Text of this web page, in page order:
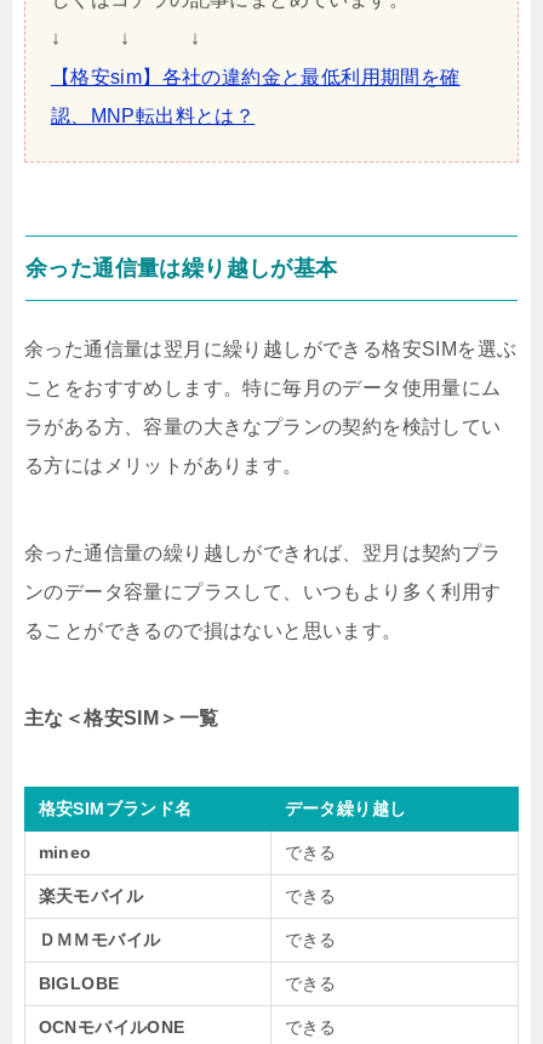
↓ ↓ ↓
【格安sim】各社の違約金と最低利用期間を確
認、MNP転出料とは？
余った通信量は繰り越しが基本
余った通信量は翌月に繰り越しができる格安SIMを選ぶ
ことをおすすめします。特に毎月のデータ使用量にム
ラがある方、容量の大きなプランの契約を検討してい
る方にはメリットがあります。
余った通信量の繰り越しができれば、翌月は契約プラ
ンのデータ容量にプラスして、いつもより多く利用す
ることができるので損はないと思います。
主な＜格安SIM＞一覧
格安SIMブランド名 データ繰り越し
mineo できる
楽天モバイル できる
ＤＭＭモバイル できる
BIGLOBE できる
OCNモバイルONE できる